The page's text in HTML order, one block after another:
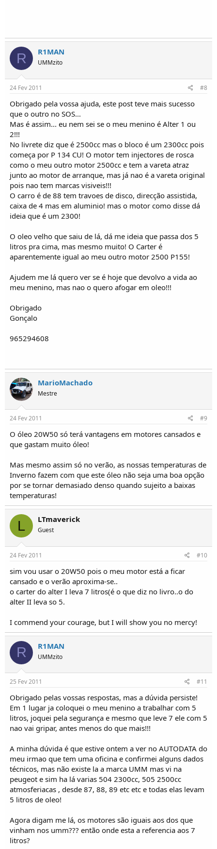
R R1MAN
UMMzito
24 Fev 2011 #8
Obrigado pela vossa ajuda, este post teve mais sucesso
que o outro no SOS...
Mas é assim... eu nem sei se o meu menino é Alter 1 ou
2!!!
No livrete diz que é 2500cc mas o bloco é um 2300cc pois
começa por P 134 CU! O motor tem injectores de rosca
como o meu outro motor 2500cc e tem a vareta atraz
junto ao motor de arranque, mas já nao é a vareta original
pois nao tem marcas visiveis!!!
O carro é de 88 tem travoes de disco, direcção assistida,
caixa de 4 mas em aluminio! mas o motor como disse dá
ideia que é um 2300!
O oleo velho que saiu de lá, dá me ideia que passa dos 5
litros pra cima, mas mesmo muito! O Carter é
aparentemente igual ao meu outro motor 2500 P155!
Ajudem me lá quero ver se é hoje que devolvo a vida ao
meu menino, mas nao o quero afogar em oleo!!!
Obrigado
Gonçalo
965294608
MarioMachado
Mestre
24 Fev 2011 #9
O óleo 20W50 só terá vantagens em motores cansados e
que gastam muito óleo!
Mas mesmo assim só no verão, as nossas temperaturas de
Inverno fazem com que este óleo não seja uma boa opção
por se tornar demasiado denso quando sujeito a baixas
temperaturas!
L LTmaverick
Guest
24 Fev 2011 #10
sim vou usar o 20W50 pois o meu motor está a ficar
cansado e o verão aproxima-se..
o carter do alter I leva 7 litros(é o que diz no livro..o do
alter II leva so 5.
I commend your courage, but I will show you no mercy!
R R1MAN
UMMzito
25 Fev 2011 #11
Obrigado pelas vossas respostas, mas a dúvida persiste!
Em 1 lugar ja coloquei o meu menino a trabalhar com 5
litros, joquei pela segurança e mesmo que leve 7 ele com 5
nao vai gripar, antes menos do que mais!!!
A minha dúvida é que estive ontem a ver no AUTODATA do
meu irmao que tem uma oficina e confirmei alguns dados
técnicos, mas não existe la a marca UMM mas vi na
peugeot e sim ha lá varias 504 2300cc, 505 2500cc
atmosferiacas , desde 87, 88, 89 etc etc e todas elas levam
5 litros de oleo!
Agora digam me lá, os motores são iguais aos dos que
vinham nos umm??? então onde esta a referencia aos 7
litros?